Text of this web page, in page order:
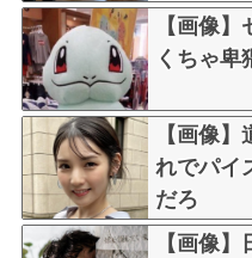
【画像
くちゃ
【画像
れでパイ
だろ
【画像